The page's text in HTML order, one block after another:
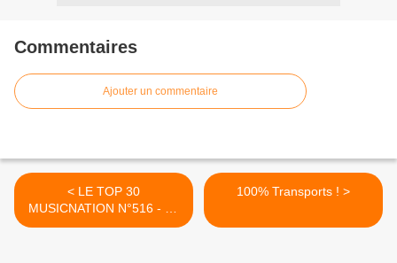
Commentaires
Ajouter un commentaire
< LE TOP 30
MUSICNATION N°516 - 04
MAI 2025
100% Transports ! >